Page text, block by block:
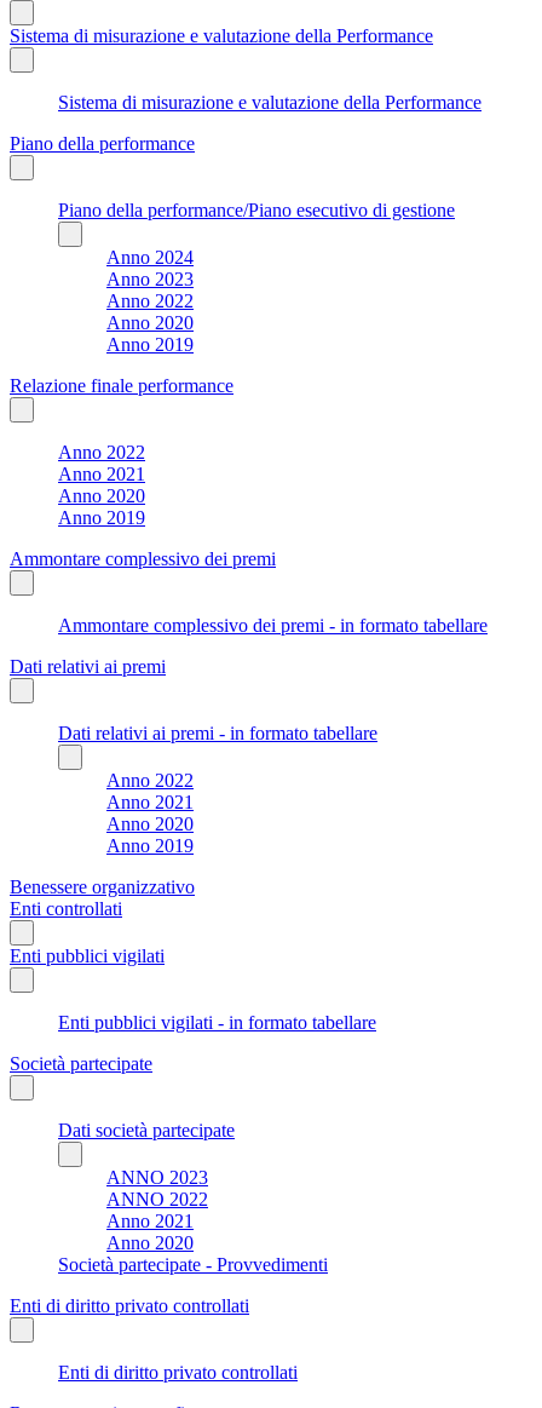
Sistema di misurazione e valutazione della Performance
Sistema di misurazione e valutazione della Performance
Piano della performance
Piano della performance/Piano esecutivo di gestione
Anno 2024
Anno 2023
Anno 2022
Anno 2020
Anno 2019
Relazione finale performance
Anno 2022
Anno 2021
Anno 2020
Anno 2019
Ammontare complessivo dei premi
Ammontare complessivo dei premi - in formato tabellare
Dati relativi ai premi
Dati relativi ai premi - in formato tabellare
Anno 2022
Anno 2021
Anno 2020
Anno 2019
Benessere organizzativo
Enti controllati
Enti pubblici vigilati
Enti pubblici vigilati - in formato tabellare
Società partecipate
Dati società partecipate
ANNO 2023
ANNO 2022
Anno 2021
Anno 2020
Società partecipate - Provvedimenti
Enti di diritto privato controllati
Enti di diritto privato controllati